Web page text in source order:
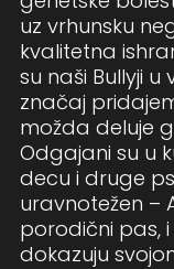
uz vrhunsku
kvalitetna
su naši Bullyji u
značaj
možda deluje
Odgajani su u
decu i druge
uravnotežen –
porodični pas,
dokazuju